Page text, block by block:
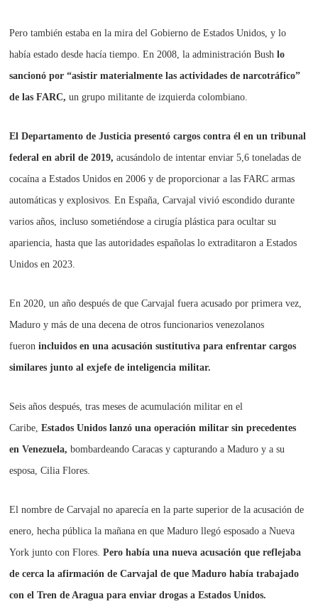
Pero también estaba en la mira del Gobierno de Estados Unidos, y lo
había estado desde hacía tiempo. En 2008, la administración Bushlo
sancionó por “asistir materialmente las actividades de narcotráfico”
de las FARC, un grupo militante de izquierda colombiano.
El Departamento de Justicia presentó cargos contra él en un tribunal
federal en abril de 2019, acusándolo de intentar enviar 5,6 toneladas de
cocaína a Estados Unidos en 2006 y de proporcionar a las FARC armas
automáticas y explosivos. En España, Carvajal vivió escondido durante
varios años, incluso sometiéndose a cirugía plástica para ocultar su
apariencia, hasta que las autoridades españolas lo extraditaron a Estados
Unidos en 2023.
En 2020, un año después de que Carvajal fuera acusado por primera vez,
Maduro y más de una decena de otros funcionarios venezolanos
fueronincluidos en una acusación sustitutiva para enfrentar cargos
similares junto al exjefe de inteligencia militar.
Seis años después, tras meses de acumulación militar en el
Caribe,Estados Unidos lanzó una operación militar sin precedentes
en Venezuela, bombardeando Caracas y capturando a Maduro y a su
esposa, Cilia Flores.
El nombre de Carvajal no aparecía en la parte superior de la acusación de
enero, hecha pública la mañana en que Maduro llegó esposado a Nueva
York junto con Flores.Pero había una nueva acusación que reflejaba
de cerca la afirmación de Carvajal de que Maduro había trabajado
con el Tren de Aragua para enviar drogas a Estados Unidos.